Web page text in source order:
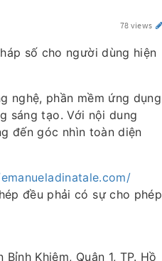
78 views
số cho người dùng hiện
nghệ, phần mềm ứng dụng
sáng tạo. Với nội dung
đến góc nhìn toàn diện
đều phải có sự cho phép
Khiêm, Quận 1, TP. Hồ